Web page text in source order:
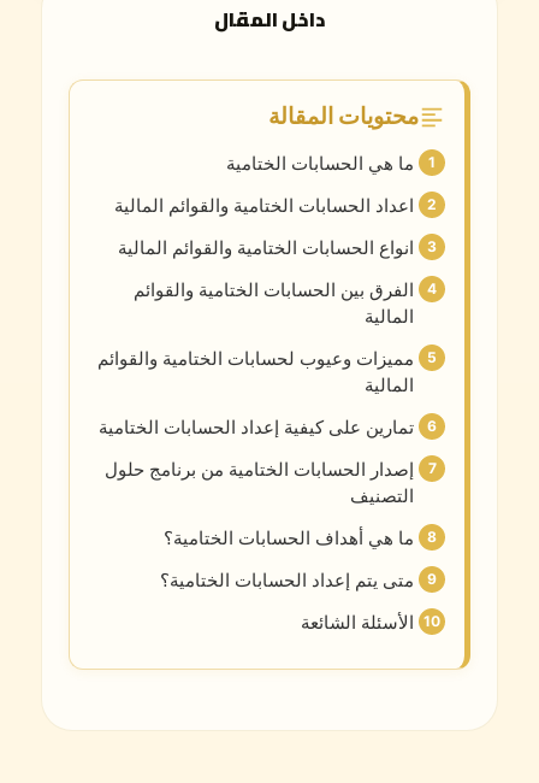
داخل المقال
محتويات المقالة
ما هي الحسابات الختامية
اعداد الحسابات الختامية والقوائم المالية
انواع الحسابات الختامية والقوائم المالية
الفرق بين الحسابات الختامية والقوائم
المالية
مميزات وعيوب لحسابات الختامية والقوائم
المالية
تمارين على كيفية إعداد الحسابات الختامية
إصدار الحسابات الختامية من برنامج حلول
التصنيف
ما هي أهداف الحسابات الختامية؟
متى يتم إعداد الحسابات الختامية؟
الأسئلة الشائعة